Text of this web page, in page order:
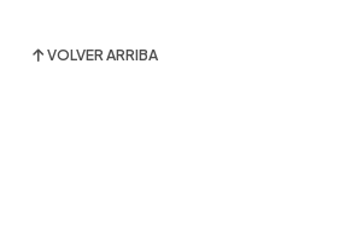
VOLVER ARRIBA